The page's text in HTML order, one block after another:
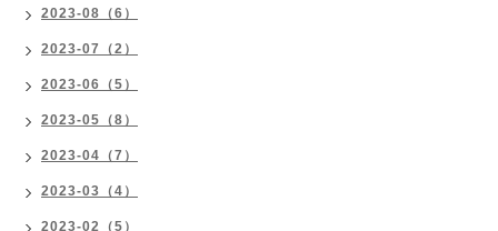
2023-08（6）
2023-07（2）
2023-06（5）
2023-05（8）
2023-04（7）
2023-03（4）
2023-02（5）